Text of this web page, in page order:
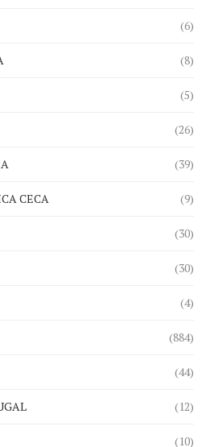
(6)
(8)
(5)
(26)
(39)
CECA (9)
(30)
(30)
(4)
(884)
(44)
(12)
(10)